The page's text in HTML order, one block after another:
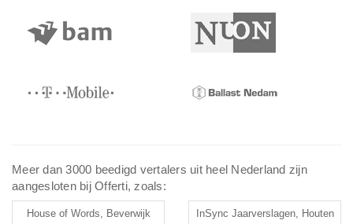
Meer dan 3000 beedigd vertalers uit heel Nederland zijn
aangesloten bij Offerti, zoals:
House of Words, Beverwijk InSync Jaarverslagen, Houten